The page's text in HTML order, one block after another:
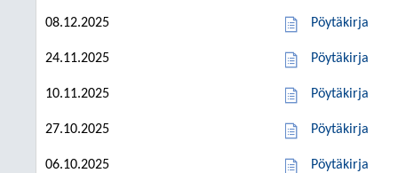
08.12.2025 Pöytäkirja
24.11.2025 Pöytäkirja
10.11.2025 Pöytäkirja
27.10.2025 Pöytäkirja
06.10.2025 Pöytäkirja